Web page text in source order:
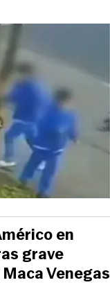
en
grave
Venegas